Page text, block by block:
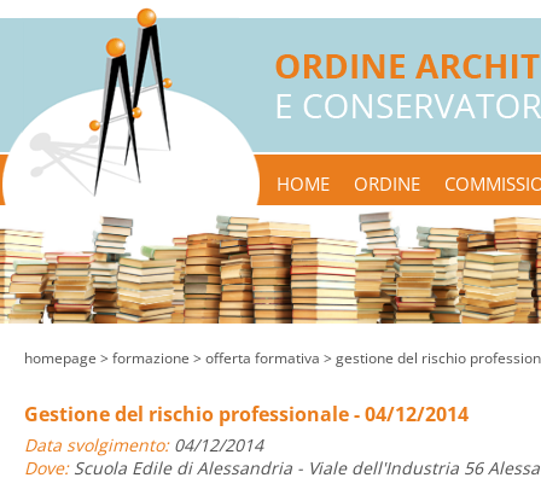
HOME ORDINE
homepage > formazione > offerta formativa > gestione del rischio
Gestione del rischio professionale - 04/12/2014
Data svolgimento:04/12/2014
Dove:Scuola Edile di Alessandria - Viale dell'Industria 56